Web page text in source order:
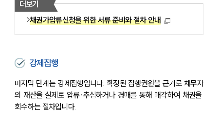
업무사례
법률지식인
고객후기
더보기
채권가압류신청을 위한 서류 준비와 절차 안내
강제집행
마지막 단계는 강제집행입니다. 확정된 집행권원을 근거로 채무자
의 재산을 실제로 압류·추심하거나 경매를 통해 매각하여 채권을
회수하는 절차입니다.